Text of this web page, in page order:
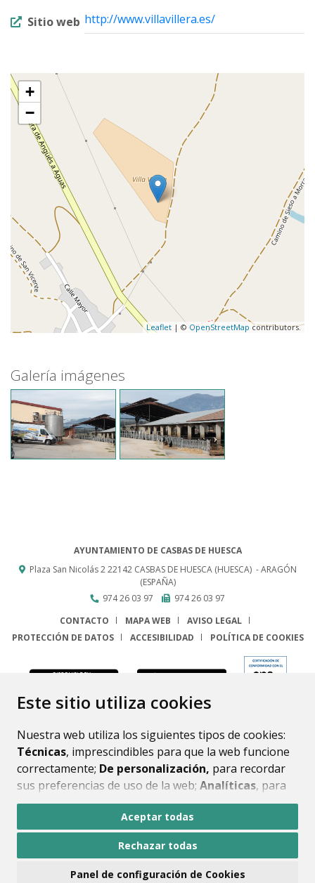
Este sitio utiliza cookies
Nuestra web utiliza los siguientes tipos de cookies:
Técnicas, imprescindibles para que la web funcione
correctamente; De personalización, para recordar
sus preferencias de uso de la web; Analíticas, para
mejorar el funcionamiento de la web y sus servicios.
Si acepta pulsando el botón“Aceptar todas”
consideramos que acepta su uso. Si pulsa el botón
Aceptar todas
Rechazar todas
Panel de configuración de Cookies
Sitio web http://www.villavillera.es/
+
−
Leaflet | ©OpenStreetMap contributors.
Galería imágenes
AYUNTAMIENTO DE CASBAS DE HUESCA
Plaza San Nicolás 222142 CASBAS DE HUESCA (HUESCA) - ARAGÓN
(ESPAÑA)
974 26 03 97
974 26 03 97
CONTACTO
MAPA WEB
AVISO LEGAL
PROTECCIÓN DE DATOS
ACCESIBILIDAD POLÍTICA DE COOKIES